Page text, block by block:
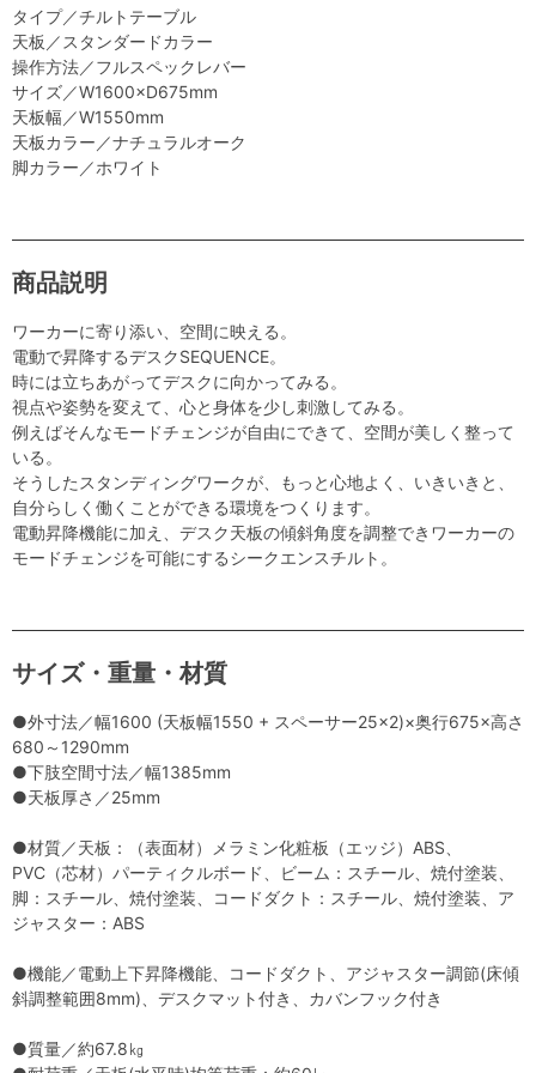
タイプ／チルトテーブル
天板／スタンダードカラー
操作方法／フルスペックレバー
サイズ／W1600×D675mm
天板幅／W1550mm
天板カラー／ナチュラルオーク
脚カラー／ホワイト
商品説明
ワーカーに寄り添い、空間に映える。
電動で昇降するデスクSEQUENCE。
時には立ちあがってデスクに向かってみる。
視点や姿勢を変えて、心と身体を少し刺激してみる。
例えばそんなモードチェンジが自由にできて、空間が美しく整って
いる。
そうしたスタンディングワークが、もっと心地よく、いきいきと、
自分らしく働くことができる環境をつくります。
電動昇降機能に加え、デスク天板の傾斜角度を調整できワーカーの
モードチェンジを可能にするシークエンスチルト。
サイズ・重量・材質
●外寸法／幅1600 (天板幅1550 + スペーサー25×2)×奥行675×高さ
680～1290mm
●下肢空間寸法／幅1385mm
●天板厚さ／25mm
●材質／天板：（表面材）メラミン化粧板（エッジ）ABS、
PVC（芯材）パーティクルボード、ビーム：スチール、焼付塗装、
脚：スチール、焼付塗装、コードダクト：スチール、焼付塗装、ア
ジャスター：ABS
●機能／電動上下昇降機能、コードダクト、アジャスター調節(床傾
斜調整範囲8mm)、デスクマット付き、カバンフック付き
●質量／約67.8㎏